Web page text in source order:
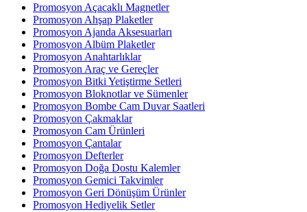
Promosyon Açacaklı Magnetler
Promosyon Ahşap Plaketler
Promosyon Ajanda Aksesuarları
Promosyon Albüm Plaketler
Promosyon Anahtarlıklar
Promosyon Araç ve Gereçler
Promosyon Bitki Yetiştirme Setleri
Promosyon Bloknotlar ve Sümenler
Promosyon Bombe Cam Duvar Saatleri
Promosyon Çakmaklar
Promosyon Cam Ürünleri
Promosyon Çantalar
Promosyon Defterler
Promosyon Doğa Dostu Kalemler
Promosyon Gemici Takvimler
Promosyon Geri Dönüşüm Ürünler
Promosyon Hediyelik Setler